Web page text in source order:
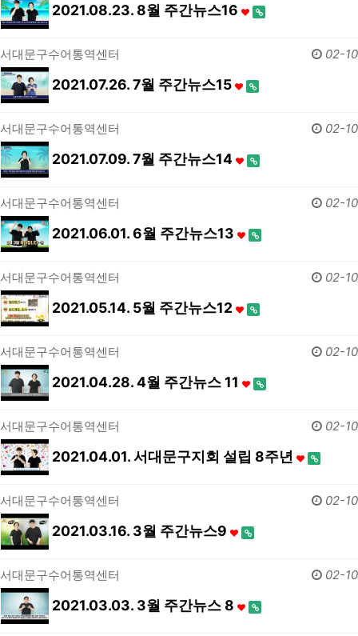
2021.08.23. 8월 주간뉴스16
서대문구수어통역센터 02-10
2021.07.26. 7월 주간뉴스15
서대문구수어통역센터 02-10
2021.07.09. 7월 주간뉴스14
서대문구수어통역센터 02-10
2021.06.01. 6월 주간뉴스13
서대문구수어통역센터 02-10
2021.05.14. 5월 주간뉴스12
서대문구수어통역센터 02-10
2021.04.28. 4월 주간뉴스 11
서대문구수어통역센터 02-10
2021.04.01. 서대문구지회 설립 8주년
서대문구수어통역센터 02-10
2021.03.16. 3월 주간뉴스9
서대문구수어통역센터 02-10
2021.03.03. 3월 주간뉴스 8